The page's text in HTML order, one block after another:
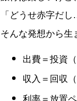
「どうせ赤字だ
そんな発想から生
出費＝投資
収入＝回収
利率＝放置